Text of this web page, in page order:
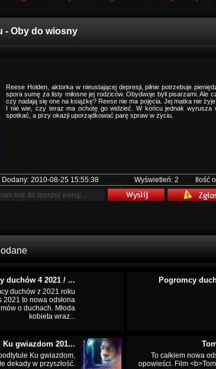
- Oby do wiosny
Reese Holden, aktorka w nieustającej depresji, pilnie potrzebuje
spora sumę za listy miłosne jej rodziców. Obydwoje byli pisarzami. Ale
czy nadają się one na książkę? Reese nie ma pojęcia. Jej matka nie żyje,
I nie wie, czy teraz ma ochotę go widzieć. W końcu jednak wyrusza
spotkać, a przy okazji uporządkować parę spraw w życiu.
Dodany: 2010-08-25 15:55:38 Wyświetleń: 2 Ilość
duchów 4 2021 / ...
duchów z 2021 roku
2021 to nowa odsłona
o duchach. Młoda
kobieta wraz...
Pogromcy
Ku gwiazdom 201...
Ku gwiazdom,
dekady w przyszłość.
To całkiem nowa
opowieści. Film